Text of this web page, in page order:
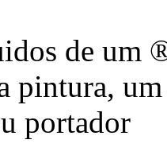
de um
pintura,
portador